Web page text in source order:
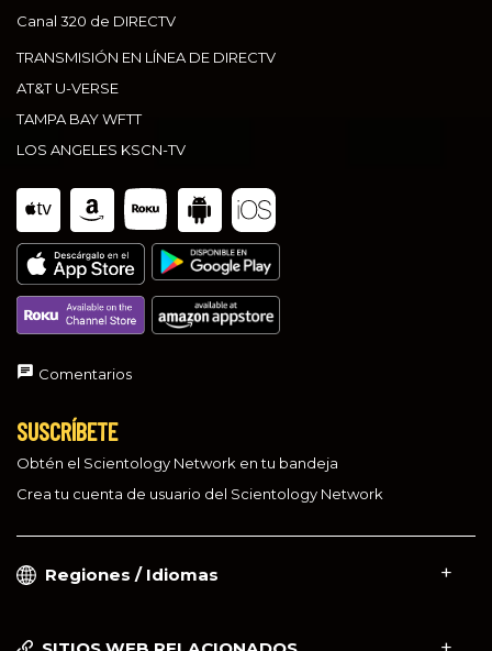
Canal 320 de DIRECTV
TRANSMISIÓN EN LÍNEA DE DIRECTV
AT&T U-VERSE
TAMPA BAY WFTT
LOS ANGELES KSCN-TV
Comentarios
SUSCRÍBETE
Obtén el Scientology Network en tu bandeja
Crea tu cuenta de usuario del Scientology Network
Regiones / Idiomas